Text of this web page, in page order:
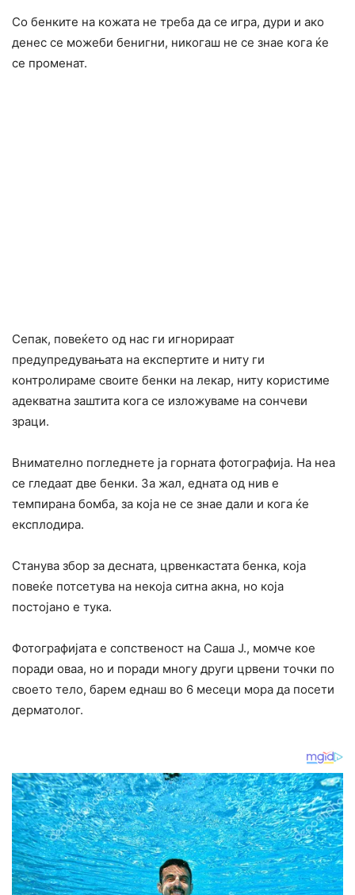
Со бенките на кожата не треба да се игра, дури и ако
денес се можеби бенигни, никогаш не се знае кога ќе
се променат.
Сепак, повеќето од нас ги игнорираат
предупредувањата на експертите и ниту ги
контролираме своите бенки на лекар, ниту користиме
адекватна заштита кога се изложуваме на сончеви
зраци.
Внимателно погледнете ја горната фотографија. На неа
се гледаат две бенки. За жал, едната од нив е
темпирана бомба, за која не се знае дали и кога ќе
експлодира.
Станува збор за десната, црвенкастата бенка, која
повеќе потсетува на некоја ситна акна, но која
постојано е тука.
Фотографијата е сопственост на Саша Ј., момче кое
поради оваа, но и поради многу други црвени точки по
своето тело, барем еднаш во 6 месеци мора да посети
дерматолог.